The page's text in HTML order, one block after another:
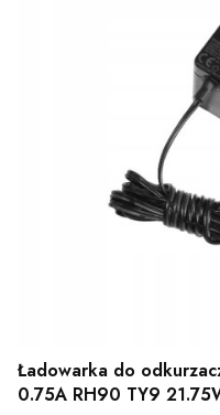
Ładowarka do
0.75A RH90 TY9